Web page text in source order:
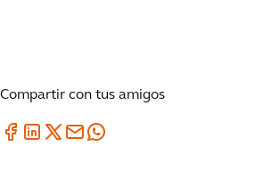
Compartir con tus amigos